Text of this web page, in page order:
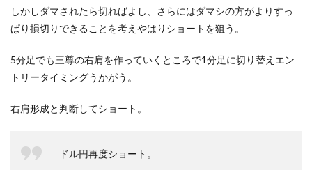
しかしダマされたら切ればよし、さらにはダマシの方がよりすっ
ぱり損切りできることを考えやはりショートを狙う。
5分足でも三尊の右肩を作っていくところで1分足に切り替えエン
トリータイミングうかがう。
右肩形成と判断してショート。
ドル円再度ショート。